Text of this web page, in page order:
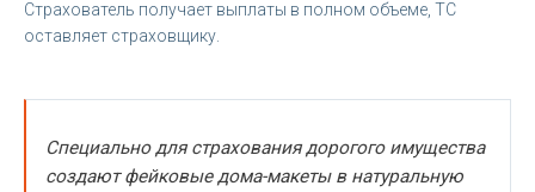
Страхователь получает выплаты в полном объеме, ТС
оставляет страховщику.
Специально для страхования дорогого имущества
создают фейковые дома-макеты в натуральную